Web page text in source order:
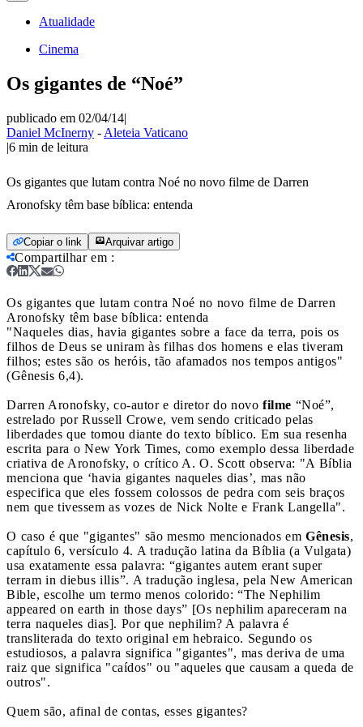
Atualidade
Cinema
Os gigantes de “Noé”
publicado em 02/04/14|
Daniel McInerny - Aleteia Vaticano
|6 min de leitura
Os gigantes que lutam contra Noé no novo filme de Darren
Aronofsky têm base bíblica: entenda
Copiar o link Arquivar artigo
Compartilhar em :
Os gigantes que lutam contra Noé no novo filme de Darren
Aronofsky têm base bíblica: entenda
"Naqueles dias, havia gigantes sobre a face da terra, pois os
filhos de Deus se uniram às filhas dos homens e elas tiveram
filhos; estes são os heróis, tão afamados nos tempos antigos"
(Gênesis 6,4).
Darren Aronofsky, co-autor e diretor do novo filme “Noé”,
estrelado por Russell Crowe, vem sendo criticado pelas
liberdades que tomou diante do texto bíblico. Em sua resenha
escrita para o New York Times, como exemplo dessa liberdade
criativa de Aronofsky, o crítico A. O. Scott observa: "A Bíblia
menciona que ‘havia gigantes naqueles dias’, mas não
especifica que eles fossem colossos de pedra com seis braços
nem que tivessem as vozes de Nick Nolte e Frank Langella".
O caso é que "gigantes" são mesmo mencionados em Gênesis,
capítulo 6, versículo 4. A tradução latina da Bíblia (a Vulgata)
usa exatamente essa palavra: “gigantes autem erant super
terram in diebus illis”. A tradução inglesa, pela New American
Bible, escolhe um termo menos colorido: “The Nephilim
appeared on earth in those days” [Os nephilim apareceram na
terra naqueles dias]. Por que nephilim? A palavra é
transliterada do texto original em hebraico. Segundo os
estudiosos, a palavra significa "gigantes", mas deriva de uma
raiz que significa "caídos" ou "aqueles que causam a queda de
outros".
Quem são, afinal de contas, esses gigantes?